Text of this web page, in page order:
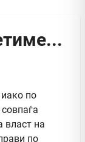
по
власт на
по